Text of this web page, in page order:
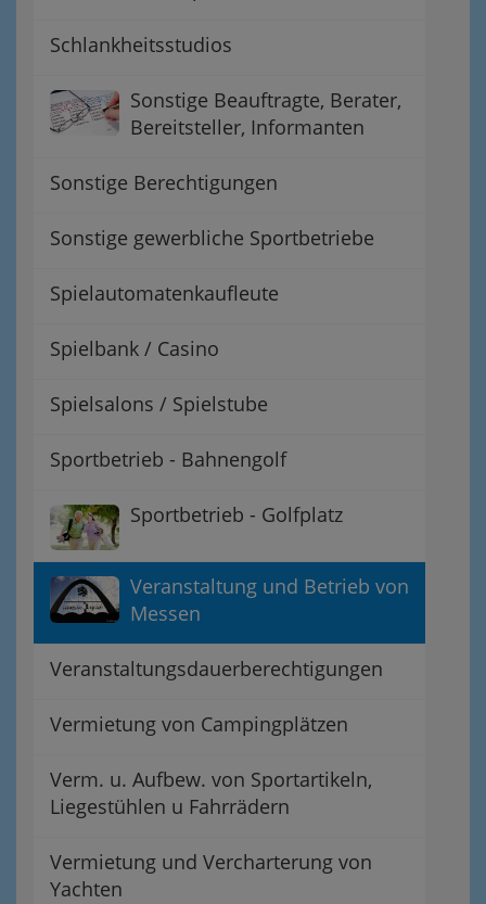
Schlankheitsstudios
Sonstige Beauftragte, Berater,
Bereitsteller, Informanten
Sonstige Berechtigungen
Sonstige gewerbliche Sportbetriebe
Spielautomatenkaufleute
Spielbank / Casino
Spielsalons / Spielstube
Sportbetrieb - Bahnengolf
Sportbetrieb - Golfplatz
Veranstaltung und Betrieb von
Messen
Veranstaltungsdauerberechtigungen
Vermietung von Campingplätzen
Verm. u. Aufbew. von Sportartikeln,
Liegestühlen u Fahrrädern
Vermietung und Vercharterung von
Yachten